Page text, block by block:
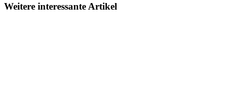
Weitere interessante Artikel